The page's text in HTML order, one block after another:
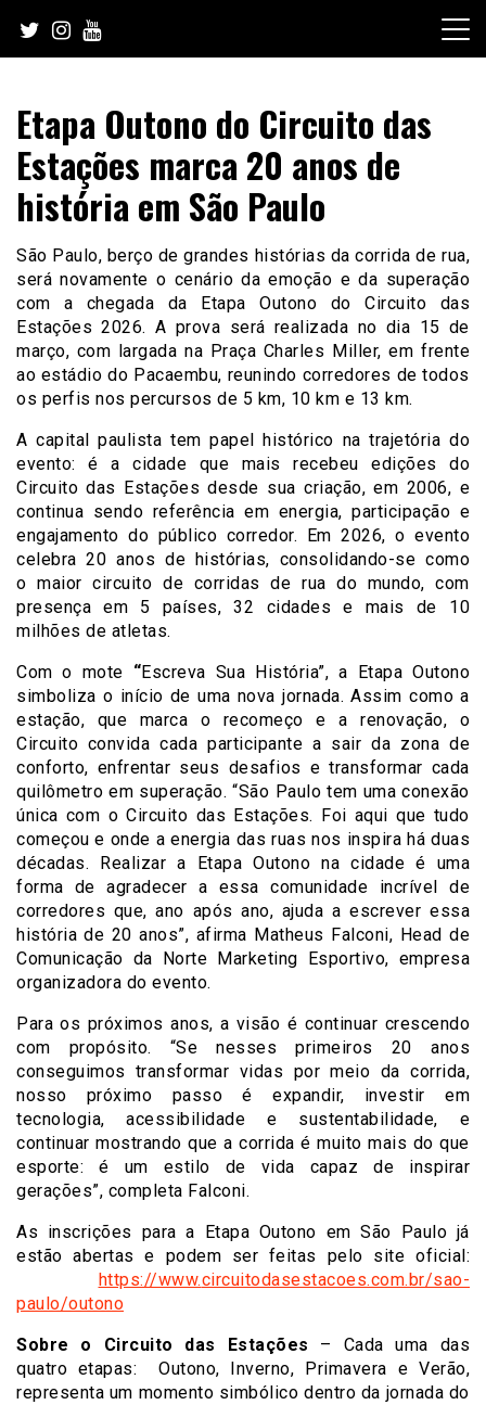
content
Etapa Outono do Circuito das
Estações marca 20 anos de
história em São Paulo
São Paulo, berço de grandes histórias da corrida de rua,
será novamente o cenário da emoção e da superação
com a chegada da Etapa Outono do Circuito das
Estações 2026. A prova será realizada no dia 15 de
março, com largada na Praça Charles Miller, em frente
ao estádio do Pacaembu, reunindo corredores de todos
os perfis nos percursos de 5 km, 10 km e 13 km.
A capital paulista tem papel histórico na trajetória do
evento: é a cidade que mais recebeu edições do
Circuito das Estações desde sua criação, em 2006, e
continua sendo referência em energia, participação e
engajamento do público corredor. Em 2026, o evento
celebra 20 anos de histórias, consolidando-se como
o maior circuito de corridas de rua do mundo, com
presença em 5 países, 32 cidades e mais de 10
milhões de atletas.
Com o mote “Escreva Sua História”, a Etapa Outono
simboliza o início de uma nova jornada. Assim como a
estação, que marca o recomeço e a renovação, o
Circuito convida cada participante a sair da zona de
conforto, enfrentar seus desafios e transformar cada
quilômetro em superação. “São Paulo tem uma conexão
única com o Circuito das Estações. Foi aqui que tudo
começou e onde a energia das ruas nos inspira há duas
décadas. Realizar a Etapa Outono na cidade é uma
forma de agradecer a essa comunidade incrível de
corredores que, ano após ano, ajuda a escrever essa
história de 20 anos”, afirma Matheus Falconi, Head de
Comunicação da Norte Marketing Esportivo, empresa
organizadora do evento.
Para os próximos anos, a visão é continuar crescendo
com propósito. “Se nesses primeiros 20 anos
conseguimos transformar vidas por meio da corrida,
nosso próximo passo é expandir, investir em
tecnologia, acessibilidade e sustentabilidade, e
continuar mostrando que a corrida é muito mais do que
esporte: é um estilo de vida capaz de inspirar
gerações”, completa Falconi.
As inscrições para a Etapa Outono em São Paulo já
estão abertas e podem ser feitas pelo site oficial:
https://www.circuitodasestacoes.com.br/sao-
paulo/outono
Sobre o Circuito das Estações – Cada uma das
quatro etapas: Outono, Inverno, Primavera e Verão,
representa um momento simbólico dentro da jornada do